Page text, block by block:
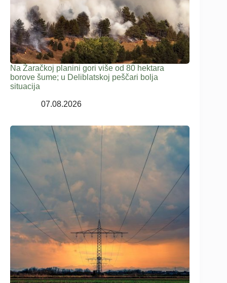
Na Žaračkoj planini gori više od 80 hektara
borove šume; u Deliblatskoj peščari bolja
situacija
07.08.2026